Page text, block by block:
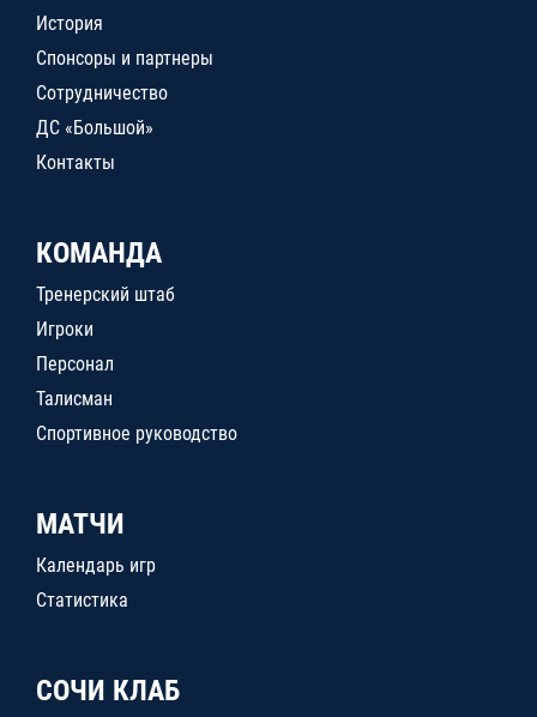
История
Спонсоры и партнеры
Сотрудничество
ДС «Большой»
Контакты
КОМАНДА
Тренерский штаб
Игроки
Персонал
Талисман
Спортивное руководство
МАТЧИ
Календарь игр
Статистика
СОЧИ КЛАБ